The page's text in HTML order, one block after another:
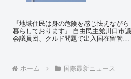
『地域住民は身の危険を感じ怯えながら
暮らしております』 自由民主党川口市議
会議員団、クルド問題で出入国在留管理
ホーム 国際最新ニュース